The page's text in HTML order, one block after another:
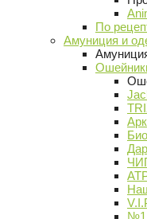
По
Амуниция и
№1